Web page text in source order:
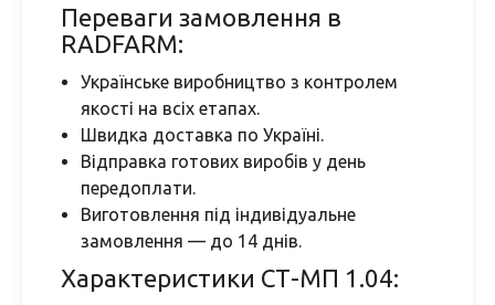
Переваги замовлення в
RADFARM:
Українське виробництво з контролем
якості на всіх етапах.
Швидка доставка по Україні.
Відправка готових виробів у день
передоплати.
Виготовлення під індивідуальне
замовлення — до 14 днів.
Характеристики СТ-МП 1.04: